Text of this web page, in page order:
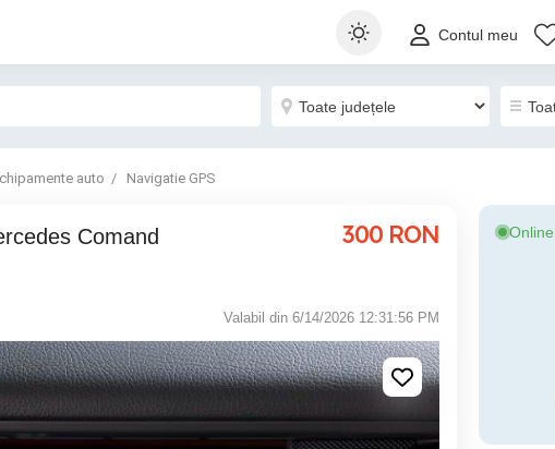
Contul meu
auto Navigatie GPS
300 RON
Valabil din 6/14/2026 12:31:56 PM
Online